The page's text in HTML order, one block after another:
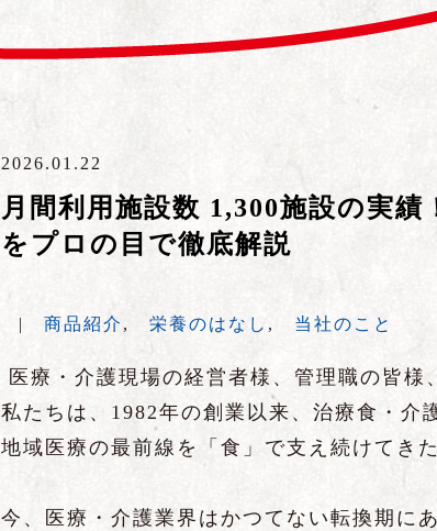
2026.01.22
月間利用施設数 1,300施設の実
をプロの目で徹底解説
| 商品紹介 , 栄養のはなし , 当社のこと
医療・介護現場の経営者様、管理職の皆様
私たちは、1982年の創業以来、治療食・介
地域医療の最前線を「食」で支え続けてき
今、医療・介護業界はかつてない転換期にあ